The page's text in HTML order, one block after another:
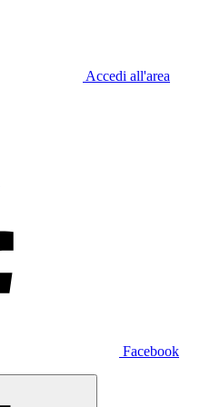
Accedi all'area
Facebook